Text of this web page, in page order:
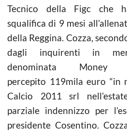
Tecnico della Figc che
squalifica di 9 mesi
della Reggina. Cozza,
dagli inquirenti in
denominata Money
percepito 119mila euro “in
Calcio 2011 srl
parziale indennizzo per
presidente Cosentino.